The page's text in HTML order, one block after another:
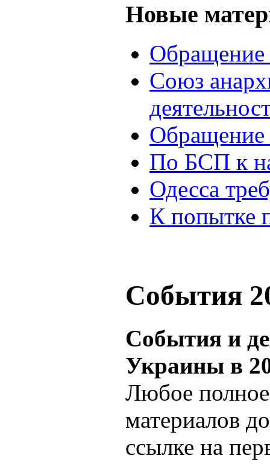
Новые
Союз
Обращение
По БСП к
Одесса
К попытке
События
События и
Украины в
Любое полное
материалов
ссылке на